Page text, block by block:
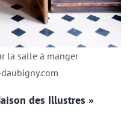
la salle à manger
des Illustres »